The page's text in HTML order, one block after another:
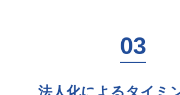
法人化によるタイミ